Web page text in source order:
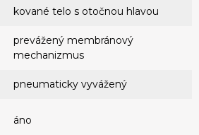
kované telo s otočnou hlavou
prevážený membránový
mechanizmus
pneumaticky vyvážený
áno